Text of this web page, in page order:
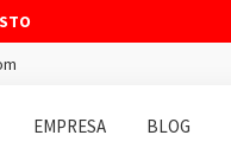
EMPRESA BLOG